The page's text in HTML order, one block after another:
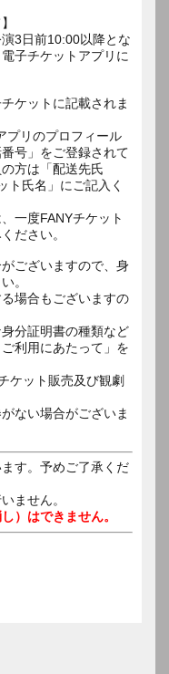
3日前10:00以降とな
子チケットアプリに
ケットに記載されま
プリのプロフィール
号」をご登録されて
方は「配送先氏
ト氏名」にご記入く
一度FANYチケット
ください。
ございますので、身
。
場合もございますの
分証明書の種類など
利用にあたって」を
ケット販売及び観劇
ない場合がございま
す。予めご了承くだ
ません。
）はできません。